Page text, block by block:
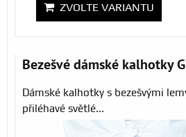
ZVOLTE VARIANTU
Bezešvé dámské kalhotky
Dámské kalhotky s bezešvými
přiléhavé světlé...